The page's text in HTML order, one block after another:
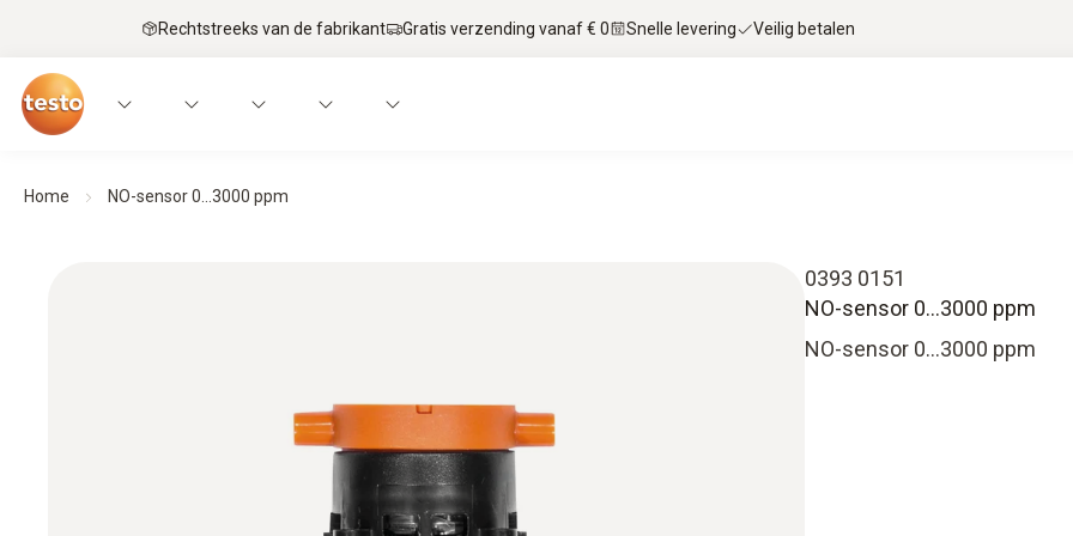
Rechtstreeks van de fabrikant Gratis verzending vanaf € 0 Snelle levering Veilig betalen
Home NO-sensor 0...3000 ppm
0393 0151
NO-sensor 0...3000 ppm
NO-sensor 0...3000 ppm